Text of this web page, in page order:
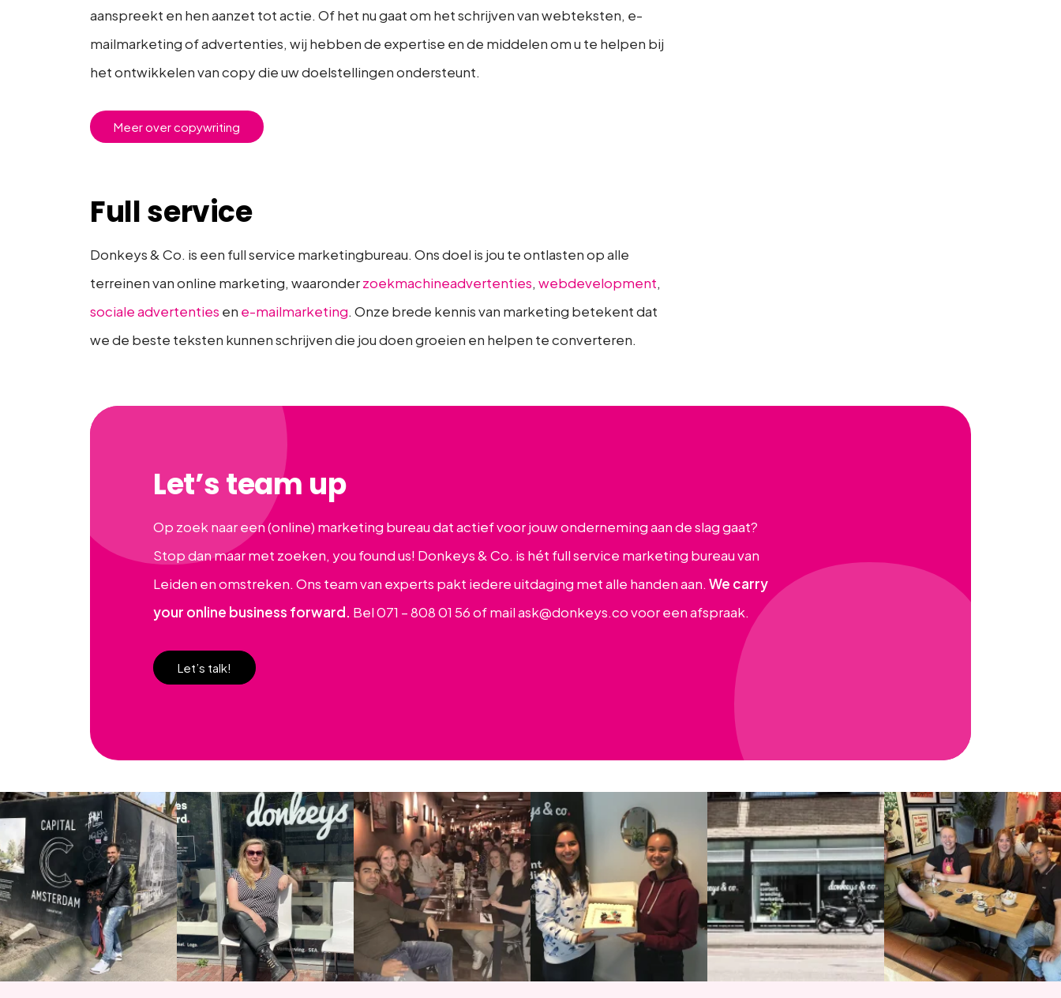
aanspreekt en hen aanzet tot actie. Of het nu gaat om het schrijven van webteksten, e-
mailmarketing of advertenties, wij hebben de expertise en de middelen om u te helpen bij
het ontwikkelen van copy die uw doelstellingen ondersteunt.
Meer over copywriting
Full service
Donkeys & Co. is een full service marketingbureau. Ons doel is jou te ontlasten op alle
terreinen van online marketing, waaronderzoekmachineadvertenties, webdevelopment,
sociale advertenties en e-mailmarketing. Onze brede kennis van marketing betekent dat
we de beste teksten kunnen schrijven die jou doen groeien en helpen te converteren.
Let’s team up
Op zoek naar een (online) marketing bureau dat actief voor jouw onderneming aan de slag gaat?
Stop dan maar met zoeken, you found us! Donkeys & Co. is hét full service marketing bureau van
Leiden en omstreken. Ons team van experts pakt iedere uitdaging met alle handen aan. We carry
your online business forward. Bel 071 – 808 01 56 of mailask@donkeys.covoor een afspraak.
Let’s talk!